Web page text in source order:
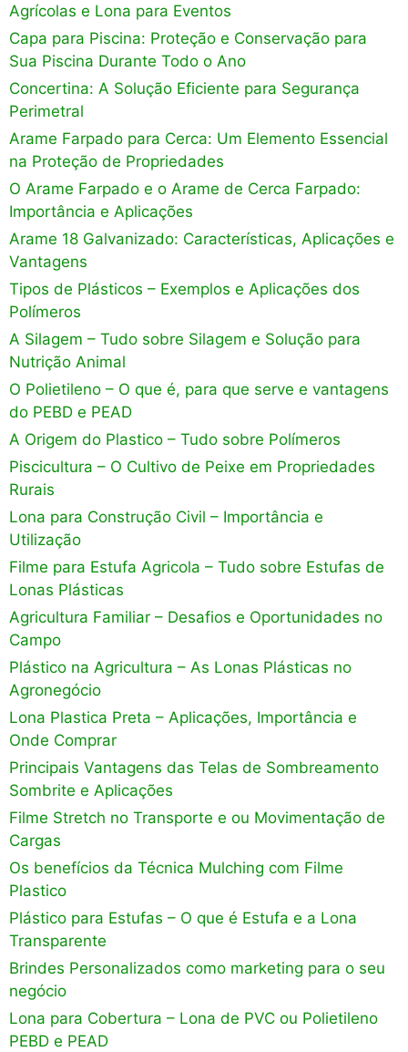
Agrícolas e Lona para Eventos
Capa para Piscina: Proteção e Conservação para
Sua Piscina Durante Todo o Ano
Concertina: A Solução Eficiente para Segurança
Perimetral
Arame Farpado para Cerca: Um Elemento Essencial
na Proteção de Propriedades
O Arame Farpado e o Arame de Cerca Farpado:
Importância e Aplicações
Arame 18 Galvanizado: Características, Aplicações e
Vantagens
Tipos de Plásticos – Exemplos e Aplicações dos
Polímeros
A Silagem – Tudo sobre Silagem e Solução para
Nutrição Animal
O Polietileno – O que é, para que serve e vantagens
do PEBD e PEAD
A Origem do Plastico – Tudo sobre Polímeros
Piscicultura – O Cultivo de Peixe em Propriedades
Rurais
Lona para Construção Civil – Importância e
Utilização
Filme para Estufa Agricola – Tudo sobre Estufas de
Lonas Plásticas
Agricultura Familiar – Desafios e Oportunidades no
Campo
Plástico na Agricultura – As Lonas Plásticas no
Agronegócio
Lona Plastica Preta – Aplicações, Importância e
Onde Comprar
Principais Vantagens das Telas de Sombreamento
Sombrite e Aplicações
Filme Stretch no Transporte e ou Movimentação de
Cargas
Os benefícios da Técnica Mulching com Filme
Plastico
Plástico para Estufas – O que é Estufa e a Lona
Transparente
Brindes Personalizados como marketing para o seu
negócio
Lona para Cobertura – Lona de PVC ou Polietileno
PEBD e PEAD